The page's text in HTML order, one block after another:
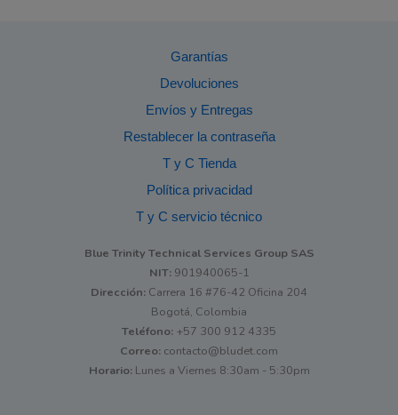
Garantías
Devoluciones
Envíos y Entregas
Restablecer la contraseña
T y C Tienda
Política privacidad
T y C servicio técnico
Blue Trinity Technical Services Group SAS
NIT:901940065-1
Dirección: Carrera 16 #76-42 Oficina 204
Bogotá, Colombia
Teléfono: +57 300 912 4335
Correo: contacto@bludet.com
Horario:Lunes a Viernes 8:30am - 5:30pm